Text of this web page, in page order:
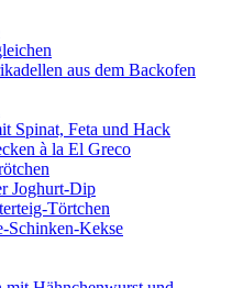
aus dem Backofen
Spinat, Feta und Hack
à la El Greco
Joghurt-Dip
Törtchen
Schinken-Kekse